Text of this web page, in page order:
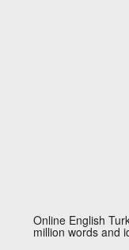
Online English
million words and